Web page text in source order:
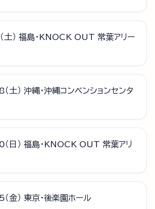
） 福島・KNOCK OUT 常葉アリー
） 沖縄・沖縄コンベンションセンタ
） 福島・KNOCK OUT 常葉アリ
） 東京・後楽園ホール